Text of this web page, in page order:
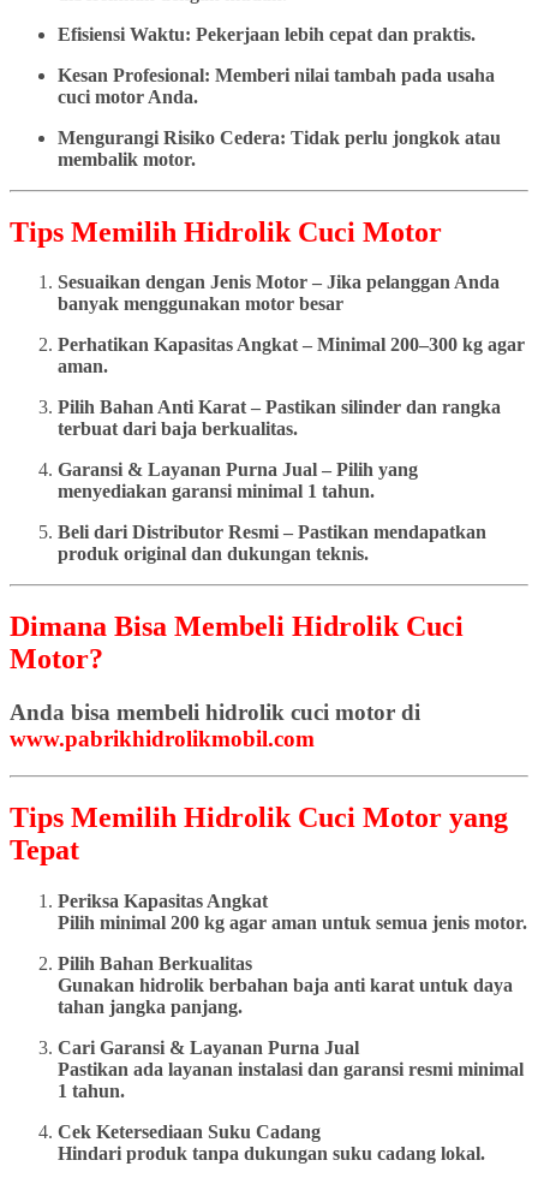
Efisiensi Waktu: Pekerjaan lebih cepat dan praktis.
Kesan Profesional: Memberi nilai tambah pada usaha
cuci motor Anda.
Mengurangi Risiko Cedera: Tidak perlu jongkok atau
membalik motor.
Tips Memilih Hidrolik Cuci Motor
Sesuaikan dengan Jenis Motor – Jika pelanggan Anda
banyak menggunakan motor besar
Perhatikan Kapasitas Angkat – Minimal 200–300 kg agar
aman.
Pilih Bahan Anti Karat – Pastikan silinder dan rangka
terbuat dari baja berkualitas.
Garansi & Layanan Purna Jual – Pilih yang
menyediakan garansi minimal 1 tahun.
Beli dari Distributor Resmi – Pastikan mendapatkan
produk original dan dukungan teknis.
Dimana Bisa Membeli Hidrolik Cuci
Motor?
Anda bisa membeli hidrolik cuci motor di
www.pabrikhidrolikmobil.com
Tips Memilih Hidrolik Cuci Motor yang
Tepat
Periksa Kapasitas Angkat
Pilih minimal 200 kg agar aman untuk semua jenis motor.
Pilih Bahan Berkualitas
Gunakan hidrolik berbahan baja anti karat untuk daya
tahan jangka panjang.
Cari Garansi & Layanan Purna Jual
Pastikan ada layanan instalasi dan garansi resmi minimal
1 tahun.
Cek Ketersediaan Suku Cadang
Hindari produk tanpa dukungan suku cadang lokal.